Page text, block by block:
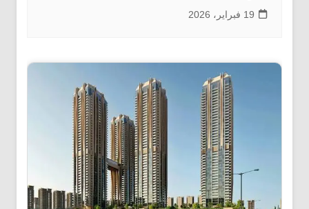
19 فبراير، 2026